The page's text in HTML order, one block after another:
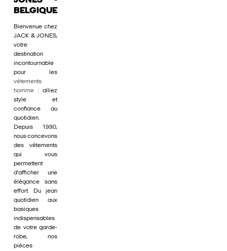
BELGIQUE
Bienvenue chez
JACK & JONES,
votre
destination
incontournable
pour les
vêtements
homme : alliez
style et
confiance au
quotidien.
Depuis 1990,
nous concevons
des vêtements
qui vous
permettent
d'afficher une
élégance sans
effort. Du jean
quotidien aux
basiques
indispensables
de votre garde-
robe, nos
pièces